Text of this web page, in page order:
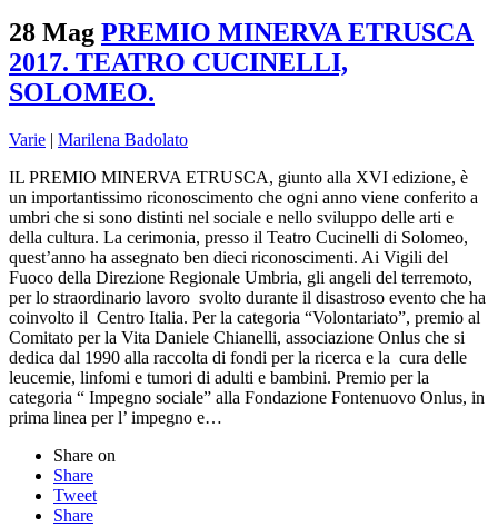
28 Mag PREMIO MINERVA ETRUSCA
2017. TEATRO CUCINELLI,
SOLOMEO.
Varie | Marilena Badolato
IL PREMIO MINERVA ETRUSCA, giunto alla XVI edizione, è
un importantissimo riconoscimento che ogni anno viene conferito a
umbri che si sono distinti nel sociale e nello sviluppo delle arti e
della cultura. La cerimonia, presso il Teatro Cucinelli di Solomeo,
quest’anno ha assegnato ben dieci riconoscimenti. Ai Vigili del
Fuoco della Direzione Regionale Umbria, gli angeli del terremoto,
per lo straordinario lavoro svolto durante il disastroso evento che ha
coinvolto il Centro Italia. Per la categoria “Volontariato”, premio al
Comitato per la Vita Daniele Chianelli, associazione Onlus che si
dedica dal 1990 alla raccolta di fondi per la ricerca e la cura delle
leucemie, linfomi e tumori di adulti e bambini. Premio per la
categoria “ Impegno sociale” alla Fondazione Fontenuovo Onlus, in
prima linea per l’ impegno e…
Share on
Share
Tweet
Share